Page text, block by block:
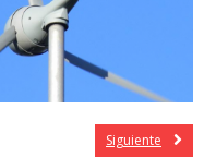
Siguiente